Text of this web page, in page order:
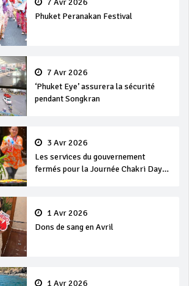
Phuket Peranakan Festival
7 Avr 2026
‘Phuket Eye’ assurera la sécurité
pendant Songkran
3 Avr 2026
Les services du gouvernement
fermés pour la Journée Chakri Day
1 Avr 2026
Dons de sang en Avril
1 Avr 2026